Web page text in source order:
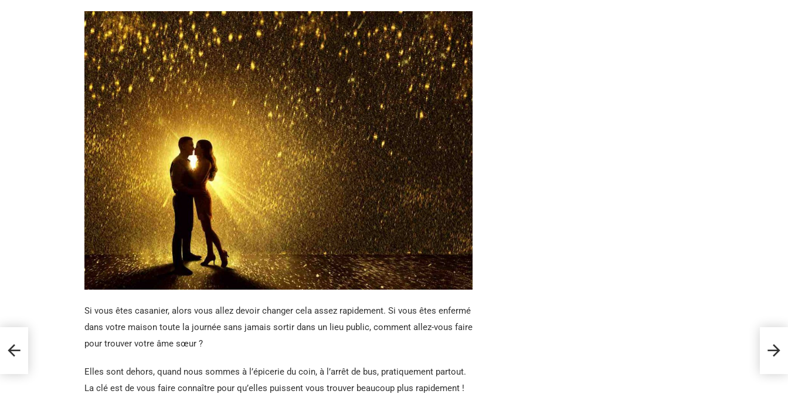
Si vous êtes casanier, alors vous allez devoir changer cela assez rapidement. Si vous êtes enfermé
dans votre maison toute la journée sans jamais sortir dans un lieu public, comment allez-vous faire
pour trouver votre âme sœur ?
Elles sont dehors, quand nous sommes à l’épicerie du coin, à l’arrêt de bus, pratiquement partout.
La clé est de vous faire connaître pour qu’elles puissent vous trouver beaucoup plus rapidement !